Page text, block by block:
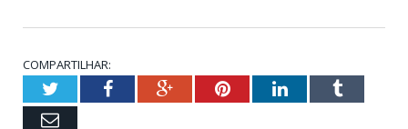
COMPARTILHAR:
TwitterFacebookGoogle+PinterestLinkedInTumblr
Email